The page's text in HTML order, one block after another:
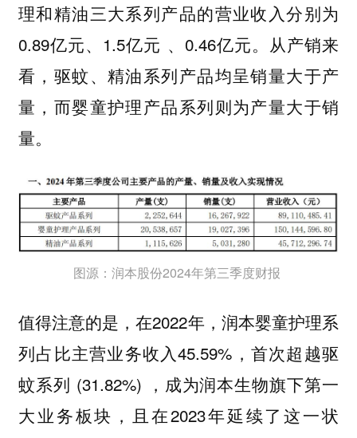
理和精油三大系列产品的营业收入分别为
0.89亿元、1.5亿元 、0.46亿元。从产销来
看，驱蚊、精油系列产品均呈销量大于产
量，而婴童护理产品系列则为产量大于销
量。
图源：润本股份2024年第三季度财报
值得注意的是，在2022年，润本婴童护理系
列占比主营业务收入45.59%，首次超越驱
蚊系列 (31.82%) ，成为润本生物旗下第一
大业务板块，且在2023年延续了这一状